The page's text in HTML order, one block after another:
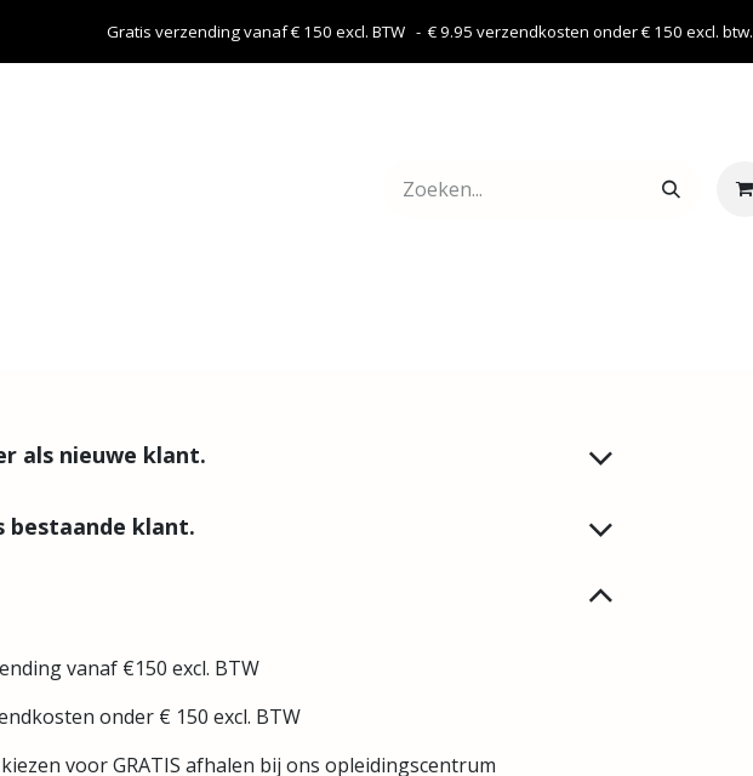
Gratis verzending vanaf € 150 excl. BTW - € 9.95 verzendkosten onder € 150 excl. btw.
als nieuwe klant.
bestaande klant.
vanaf €150 excl. BTW
onder € 150 excl. BTW
voor GRATIS afhalen bij ons opleidingscentrum